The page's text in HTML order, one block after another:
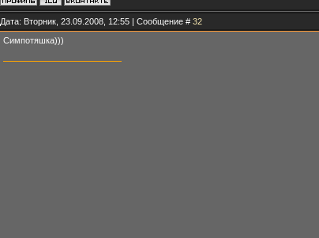
Дата: Вторник, 23.09.2008, 12:55 | Сообщение # 32
Симпотяшка)))